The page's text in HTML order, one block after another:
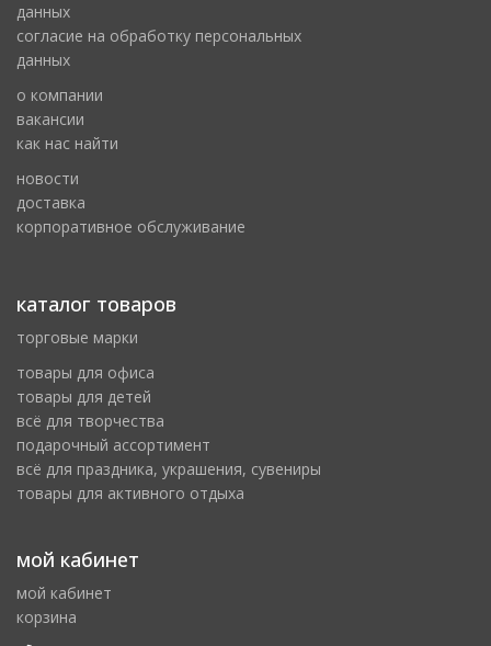
данных
cогласие на обработку персональных
данных
о компании
вакансии
как нас найти
новости
доставка
корпоративное обслуживание
каталог товаров
торговые марки
товары для офиса
товары для детей
всё для творчества
подарочный ассортимент
всё для праздника, украшения, сувениры
товары для активного отдыха
мой кабинет
мой кабинет
корзина